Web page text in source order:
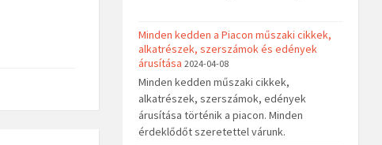
Minden kedden a Piacon műszaki cikkek,
alkatrészek, szerszámok és edények
árusítása 2024-04-08
Minden kedden műszaki cikkek,
alkatrészek, szerszámok, edények
árusítása történik a piacon. Minden
érdeklődőt szeretettel várunk.